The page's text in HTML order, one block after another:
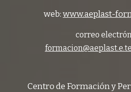
web:www.aeplast-
correo
Centro de Formación y